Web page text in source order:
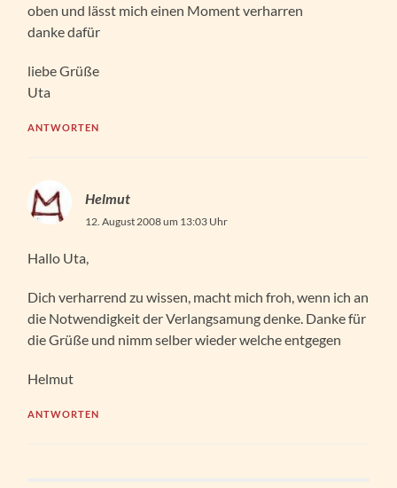
oben und lässt mich einen Moment verharren
danke dafür
liebe Grüße
Uta
ANTWORTEN
Helmut
12. August 2008 um 13:03 Uhr
Hallo Uta,
Dich verharrend zu wissen, macht mich froh, wenn ich an
die Notwendigkeit der Verlangsamung denke. Danke für
die Grüße und nimm selber wieder welche entgegen
Helmut
ANTWORTEN